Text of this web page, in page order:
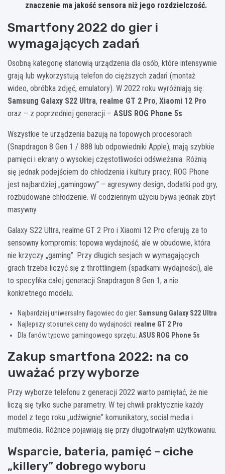
znaczenie ma jakość sensora niż jego rozdzielczość.
Smartfony 2022 do gier i
wymagających zadań
Osobną kategorię stanowią urządzenia dla osób, które intensywnie
grają lub wykorzystują telefon do cięższych zadań (montaż
wideo, obróbka zdjęć, emulatory). W 2022 roku wyróżniają się:
Samsung Galaxy S22 Ultra, realme GT 2 Pro, Xiaomi 12 Pro
oraz – z poprzedniej generacji – ASUS ROG Phone 5s.
Wszystkie te urządzenia bazują na topowych procesorach
(Snapdragon 8 Gen 1 / 888 lub odpowiedniki Apple), mają szybkie
pamięci i ekrany o wysokiej częstotliwości odświeżania. Różnią
się jednak podejściem do chłodzenia i kultury pracy. ROG Phone
jest najbardziej „gamingowy” – agresywny design, dodatki pod gry,
rozbudowane chłodzenie. W codziennym użyciu bywa jednak zbyt
masywny.
Galaxy S22 Ultra, realme GT 2 Pro i Xiaomi 12 Pro oferują za to
sensowny kompromis: topowa wydajność, ale w obudowie, która
nie krzyczy „gaming”. Przy długich sesjach w wymagających
grach trzeba liczyć się z throttlingiem (spadkami wydajności), ale
to specyfika całej generacji Snapdragon 8 Gen 1, a nie
konkretnego modelu.
Najbardziej uniwersalny flagowiec do gier: Samsung Galaxy S22 Ultra
Najlepszy stosunek ceny do wydajności: realme GT 2 Pro
Dla fanów typowo gamingowego sprzętu: ASUS ROG Phone 5s
Zakup smartfona 2022: na co
uważać przy wyborze
Przy wyborze telefonu z generacji 2022 warto pamiętać, że nie
liczą się tylko suche parametry. W tej chwili praktycznie każdy
model z tego roku „udźwignie” komunikatory, social media i
multimedia. Różnice pojawiają się przy długotrwałym użytkowaniu.
Wsparcie, bateria, pamięć – ciche
„killery” dobrego wyboru